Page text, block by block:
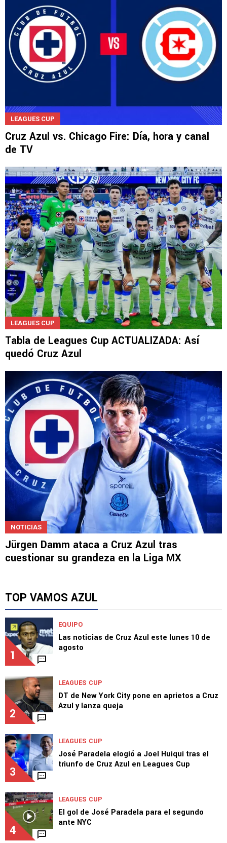
LEAGUES CUP
Cruz Azul vs. Chicago Fire: Día, hora y canal
de TV
LEAGUES CUP
Tabla de Leagues Cup ACTUALIZADA: Así
quedó Cruz Azul
NOTICIAS
Jürgen Damm ataca a Cruz Azul tras
cuestionar su grandeza en la Liga MX
TOP VAMOS AZUL
1
EQUIPO
Las noticias de Cruz Azul este lunes 10 de
agosto
2
LEAGUES CUP
DT de New York City pone en aprietos a Cruz
Azul y lanza queja
3
LEAGUES CUP
José Paradela elogió a Joel Huiqui tras el
triunfo de Cruz Azul en Leagues Cup
4
LEAGUES CUP
El gol de José Paradela para el segundo
ante NYC